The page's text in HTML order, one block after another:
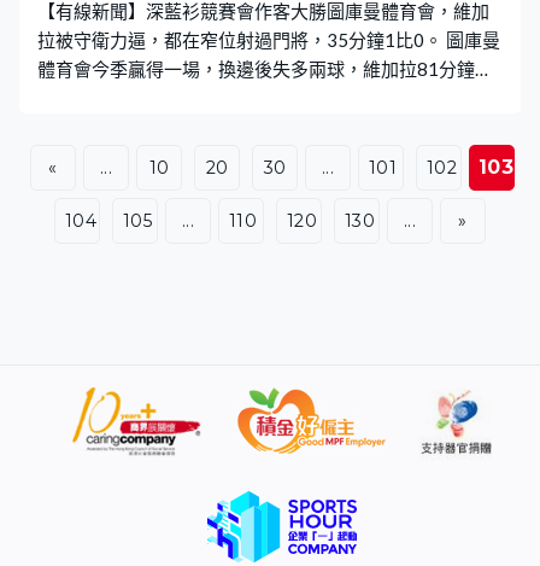
【有線新聞】深藍衫競賽會作客大勝圖庫曼體育會，維加
拉被守衛力逼，都在窄位射過門將，35分鐘1比0。 圖庫曼
體育會今季贏得一場，換邊後失多兩球，維加拉81分鐘攻
庫曼體育會排13。
« ... 10 20 30 ... 101 102 103
104 105 ... 110 120 130 ... »